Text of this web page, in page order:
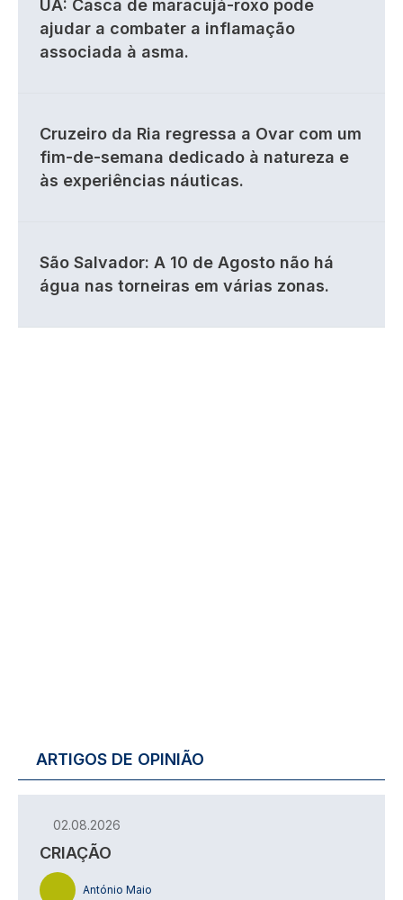
UA: Casca de maracujá-roxo pode
ajudar a combater a inflamação
associada à asma.
Cruzeiro da Ria regressa a Ovar com um
fim-de-semana dedicado à natureza e
às experiências náuticas.
São Salvador: A 10 de Agosto não há
água nas torneiras em várias zonas.
ARTIGOS DE OPINIÃO
02.08.2026
CRIAÇÃO
António Maio